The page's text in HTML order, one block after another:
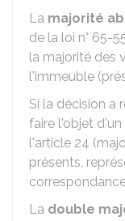
La majorité
de la loi n° 65-
la majorité des
l'immeuble
Si la décision a
faire l'objet d'un
l'article 24
présents,
La double